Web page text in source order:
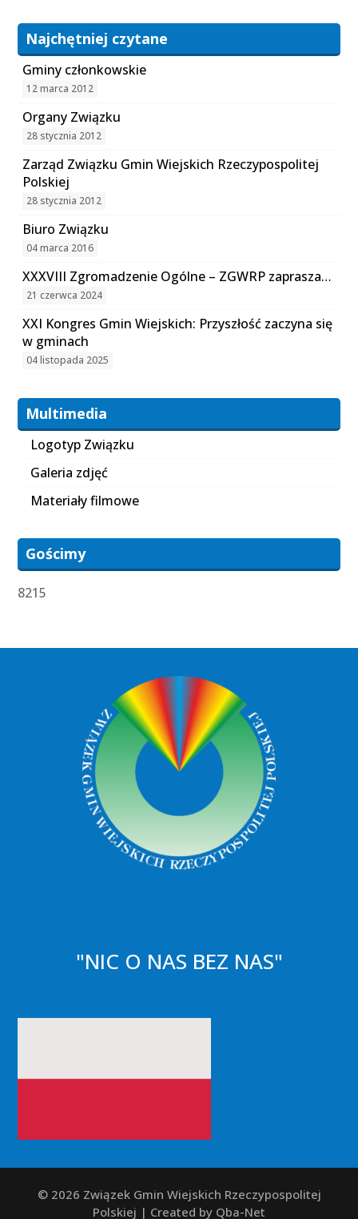
Najchętniej czytane
Gminy członkowskie
12 marca 2012
Organy Związku
28 stycznia 2012
Zarząd Związku Gmin Wiejskich Rzeczypospolitej
Polskiej
28 stycznia 2012
Biuro Związku
04 marca 2016
XXXVIII Zgromadzenie Ogólne – ZGWRP zaprasza…
21 czerwca 2024
XXI Kongres Gmin Wiejskich: Przyszłość zaczyna się
w gminach
04 listopada 2025
Multimedia
Logotyp Związku
Galeria zdjęć
Materiały filmowe
Gościmy
8215
"NIC O NAS BEZ NAS"
© 2026 Związek Gmin Wiejskich Rzeczypospolitej
Polskiej | Created by Qba-Net